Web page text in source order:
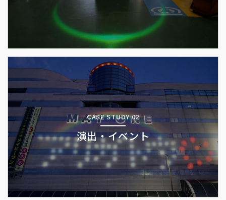
CASE STUDY 02
演出・イベント